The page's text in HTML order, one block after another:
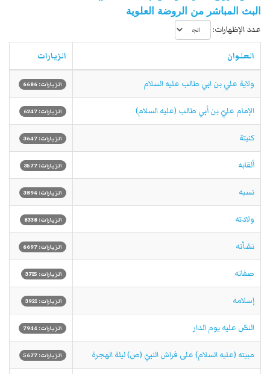
البث المباشر من الروضة العلوية
عدد الإظهارات:
العنوان الزيارات
ولاية علي بن ابي ‏طالب عليه السلام الزيارات: 6686
الإمام عليّ بن أبي طالب (عليه السلام) الزيارات: 6247
كنيتة الزيارات: 3647
ألقابه الزيارات: 3577
نسبه الزيارات: 3894
ولادته الزيارات: 8338
نشأته الزيارات: 6697
صفاته الزيارات: 3715
إسلامه الزيارات: 3921
النصّ عليه يوم الدار الزيارات: 7944
مبيته (عليه السلام) على فراش النبيّ (ص) ليلة الهجرة الزيارات: 5677